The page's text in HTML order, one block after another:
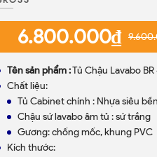
6.800.000₫
Tên sản phẩm :Tủ Chậu Lavabo
Chất liệu:
Tủ Cabinet chính : Nhựa siêu
Chậu sứ lavabo âm tủ : sứ trắng
Gương: chống mốc, khung PVC
Kích thước: